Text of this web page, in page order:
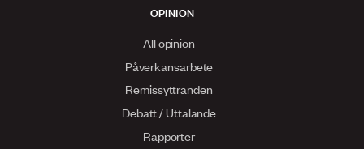
OPINION
All opinion
Påverkansarbete
Remissyttranden
Debatt / Uttalande
Rapporter